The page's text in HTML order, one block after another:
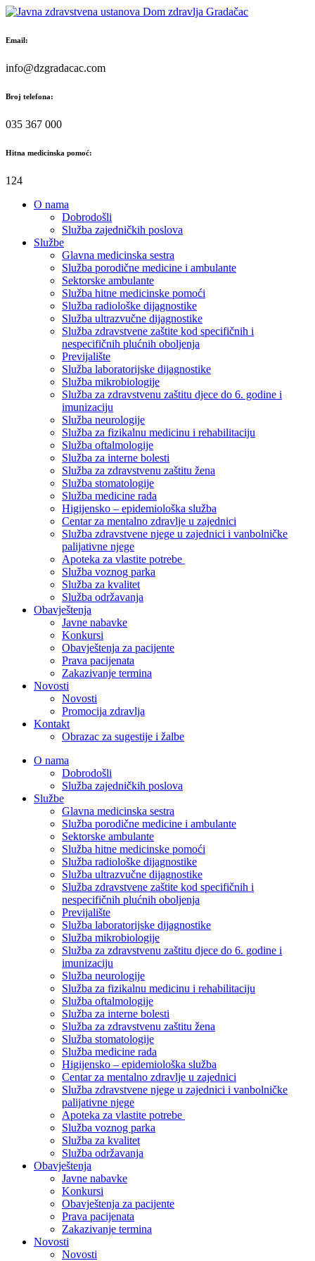
Skip
content
Email:
info@dzgradacac.com
Broj telefona:
035 367 000
Hitna medicinska pomoć:
124
O nama
Dobrodošli
Služba zajedničkih poslova
Službe
Glavna medicinska sestra
Služba porodične medicine i ambulante
Sektorske ambulante
Služba hitne medicinske pomoći
Služba radiološke dijagnostike
Služba ultrazvučne dijagnostike
Služba zdravstvene zaštite kod specifičnih i
nespecifičnih plućnih oboljenja
Previjalište
Služba laboratorijske dijagnostike
Služba mikrobiologije
Služba za zdravstvenu zaštitu djece do 6. godine i
imunizaciju
Služba neurologije
Služba za fizikalnu medicinu i rehabilitaciju
Služba oftalmologije
Služba za interne bolesti
Služba za zdravstvenu zaštitu žena
Služba stomatologije
Služba medicine rada
Higijensko – epidemiološka služba
Centar za mentalno zdravlje u zajednici
Služba zdravstvene njege u zajednici i vanbolničke
palijativne njege
Apoteka za vlastite potrebe
Služba voznog parka
Služba za kvalitet
Služba održavanja
Obavještenja
Javne nabavke
Konkursi
Obavještenja za pacijente
Prava pacijenata
Zakazivanje termina
Novosti
Novosti
Promocija zdravlja
Kontakt
Obrazac za sugestije i žalbe
O nama
Dobrodošli
Služba zajedničkih poslova
Službe
Glavna medicinska sestra
Služba porodične medicine i ambulante
Sektorske ambulante
Služba hitne medicinske pomoći
Služba radiološke dijagnostike
Služba ultrazvučne dijagnostike
Služba zdravstvene zaštite kod specifičnih i
nespecifičnih plućnih oboljenja
Previjalište
Služba laboratorijske dijagnostike
Služba mikrobiologije
Služba za zdravstvenu zaštitu djece do 6. godine i
imunizaciju
Služba neurologije
Služba za fizikalnu medicinu i rehabilitaciju
Služba oftalmologije
Služba za interne bolesti
Služba za zdravstvenu zaštitu žena
Služba stomatologije
Služba medicine rada
Higijensko – epidemiološka služba
Centar za mentalno zdravlje u zajednici
Služba zdravstvene njege u zajednici i vanbolničke
palijativne njege
Apoteka za vlastite potrebe
Služba voznog parka
Služba za kvalitet
Služba održavanja
Obavještenja
Javne nabavke
Konkursi
Obavještenja za pacijente
Prava pacijenata
Zakazivanje termina
Novosti
Novosti